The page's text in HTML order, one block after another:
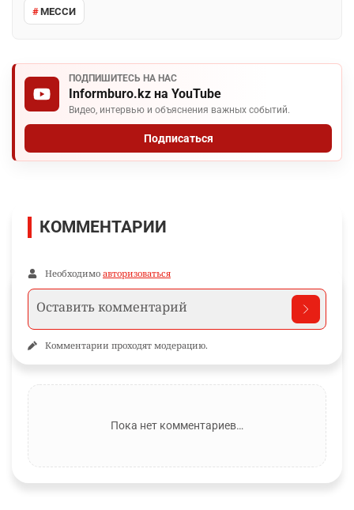
МЕССИ
ПОДПИШИТЕСЬ НА НАС
Informburo.kz на YouTube
Видео, интервью и объяснения важных событий.
Подписаться
КОММЕНТАРИИ
Необходимо авторизоваться
Комментарии проходят модерацию.
Пока нет комментариев…